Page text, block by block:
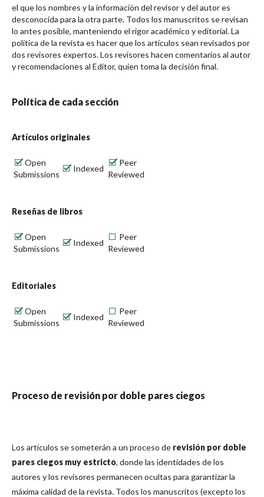
el que los nombres y la información del revisor y del autor es
desconocida para la otra parte. Todos los manuscritos se revisan
lo antes posible, manteniendo el rigor académico y editorial. La
política de la revista es hacer que los artículos sean revisados ​​por
dos revisores expertos. Los revisores hacen comentarios al autor
y recomendaciones al Editor, quien toma la decisión final.
Política de cada sección
Artículos originales
Open
Submissions
Indexed
Peer
Reviewed
Reseñas de libros
Open
Submissions
Indexed
Peer
Reviewed
Editoriales
Open
Submissions
Indexed
Peer
Reviewed
Proceso de revisión por doble pares ciegos
Los artículos se someterán a un proceso de revisión por doble
pares ciegos muy estricto, donde las identidades de los
autores y los revisores permanecen ocultas para garantizar la
máxima calidad de la revista. Todos los manuscritos (excepto los